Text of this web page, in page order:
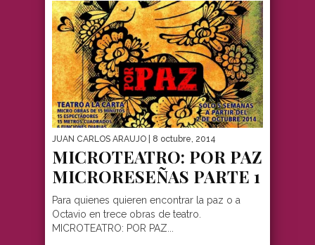
JUAN CARLOS ARAUJO | 8 octubre, 2014
MICROTEATRO: POR PAZ
MICRORESEÑAS PARTE 1
Para quienes quieren encontrar la paz o a
Octavio en trece obras de teatro.
MICROTEATRO: POR PAZ...